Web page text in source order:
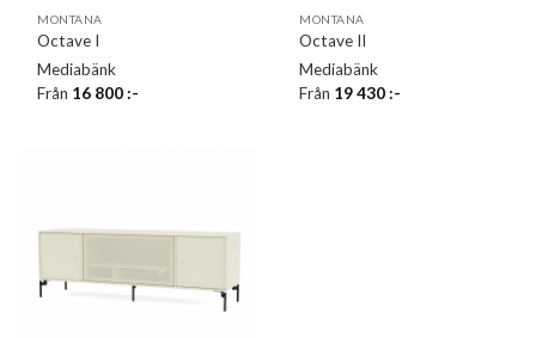
MONTANA
Octave I
Mediabänk
Från 16 800:-
MONTANA
Octave II
Mediabänk
Från 19 430:-